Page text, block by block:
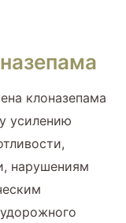
клоназепама
усилению
нарушениям